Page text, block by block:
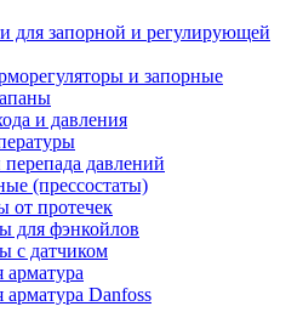
для запорной и регулирующей
и запорные
и давления
давлений
(прессостаты)
от протечек
для фэнкойлов
с датчиком
арматура
Danfoss